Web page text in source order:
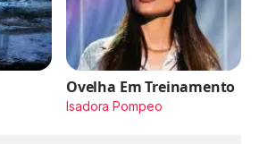
Ovelha Em Treinamento
Isadora Pompeo